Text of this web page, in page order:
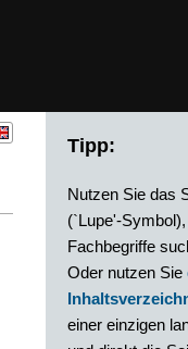
Tipp:
Nutzen Sie das
(`Lupe'-
Fachbegriffe
Oder nutzen Sie
einer einzigen